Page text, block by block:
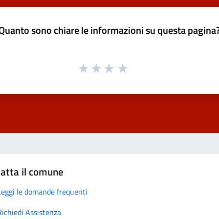
sono chiare le informazioni su questa
il comune
le domande frequenti
Assistenza